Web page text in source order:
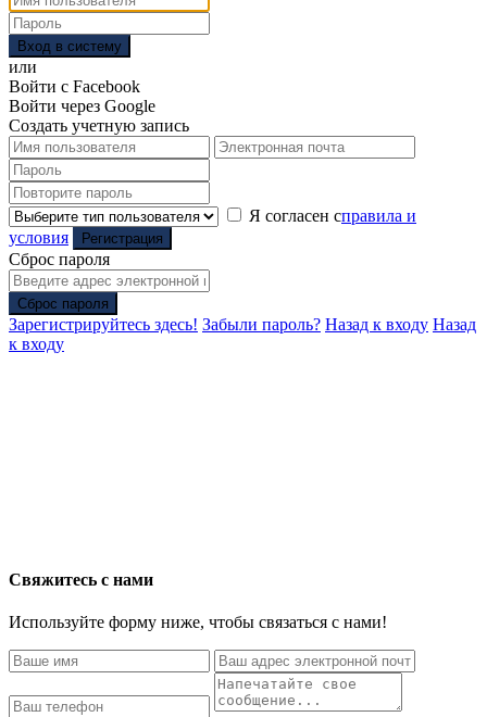
Вход в систему
или
Войти с Facebook
Войти через Google
Создать учетную запись
Я согласен справила и
условия
Регистрация
Сброс пароля
Сброс пароля
Зарегистрируйтесь здесь! Забыли пароль? Назад к входу Назад
к входу
Свяжитесь с нами
Используйте форму ниже, чтобы связаться с нами!